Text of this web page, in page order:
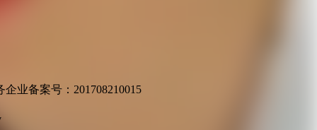
业备案号：201708210015